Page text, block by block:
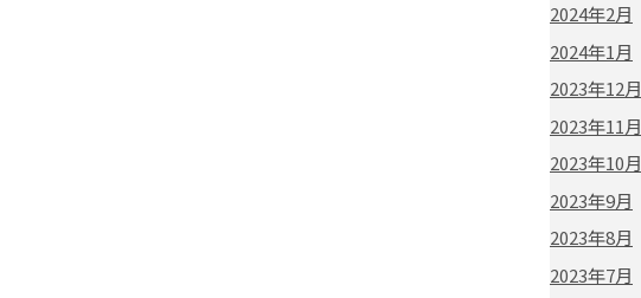
2024年2月
2024年1月
2023年12月
2023年11月
2023年10月
2023年9月
2023年8月
2023年7月